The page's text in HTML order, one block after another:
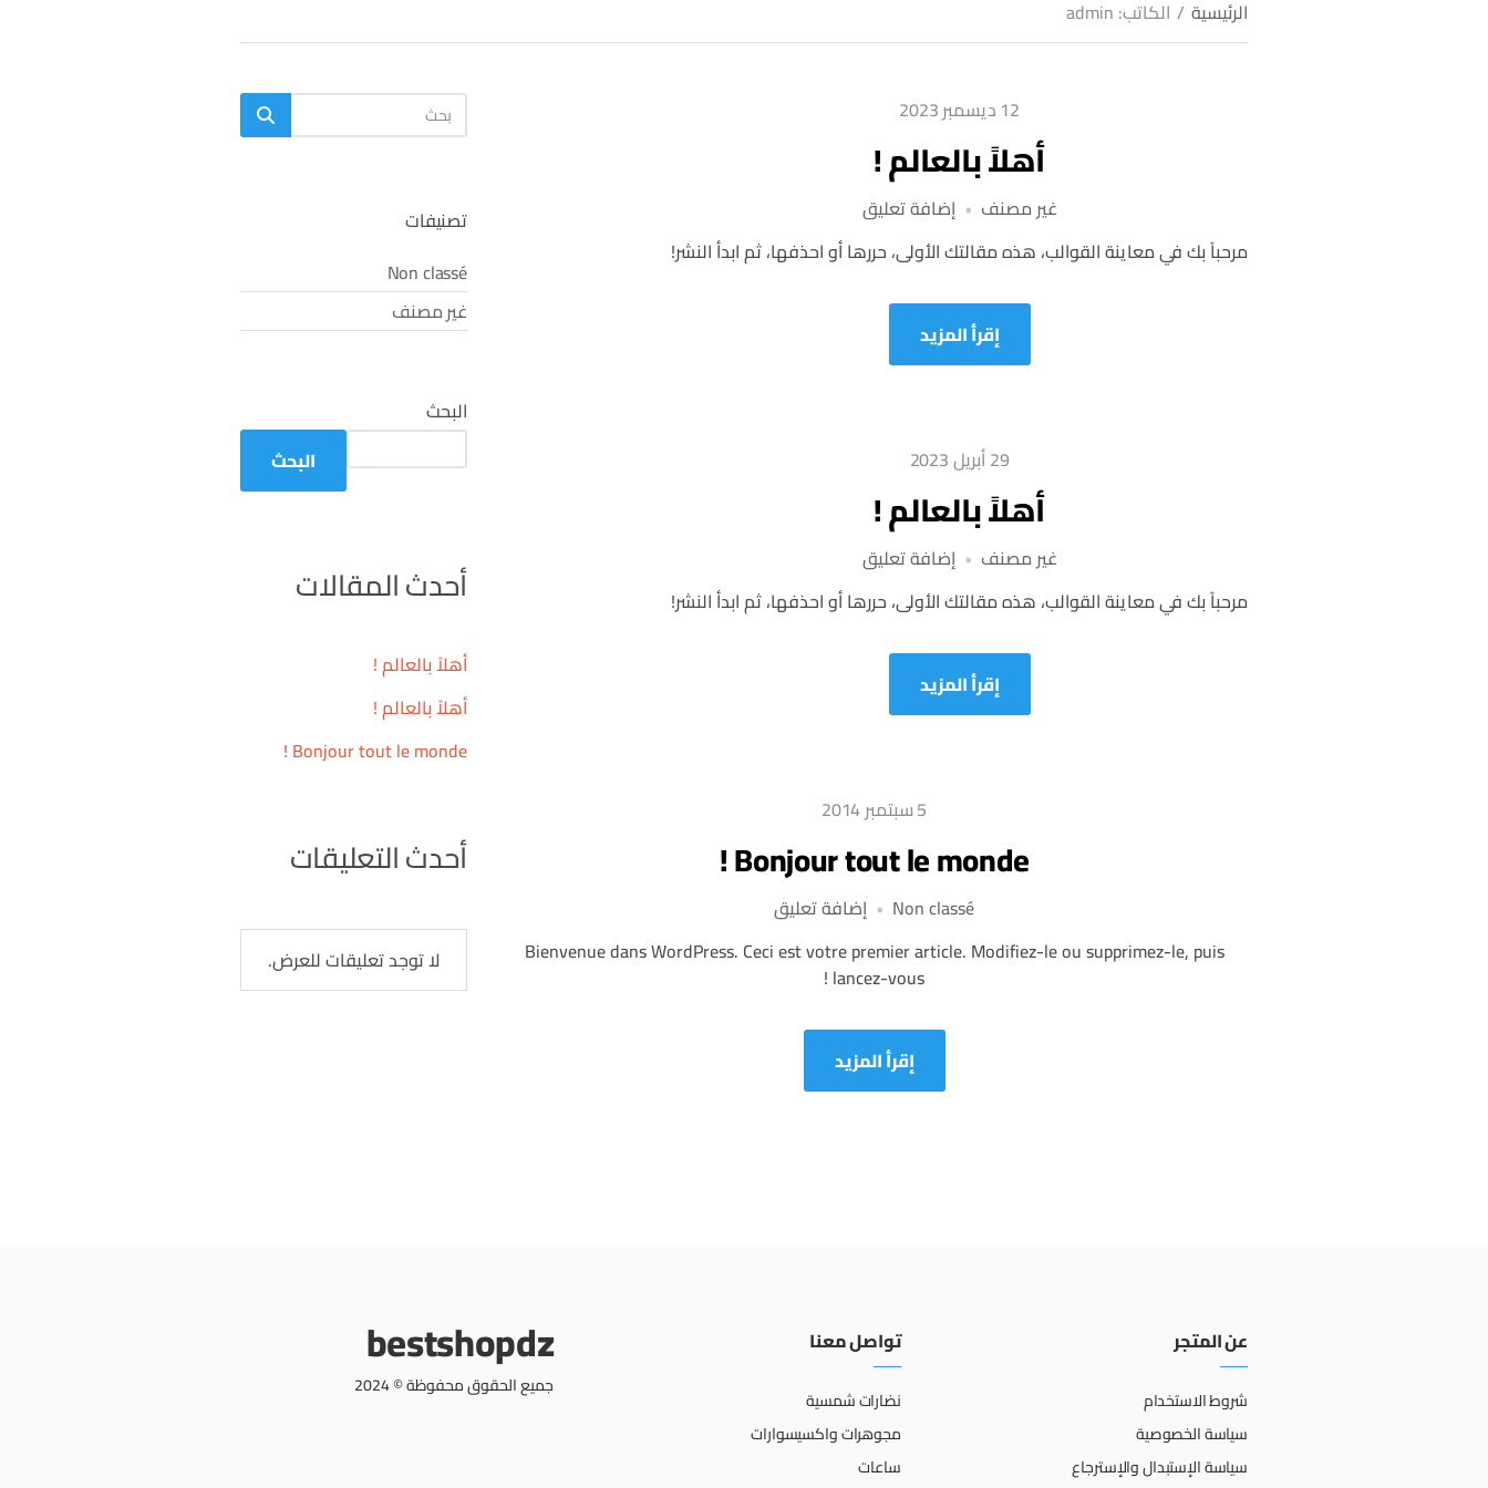
الرئيسية / الكاتب: admin
12 ديسمبر 2023
أهلاً بالعالم !
غير مصنف إضافة تعليقعلى
أهلاً
بالعالم
مرحباً بك في معاينة القوالب، هذه مقالتك الأولى، حررها أو احذفها، ثم ابدأ النشر!
إقرأ المزيد
29 أبريل 2023
أهلاً بالعالم !
غير مصنف إضافة تعليقعلى
أهلاً
بالعالم
مرحباً بك في معاينة القوالب، هذه مقالتك الأولى، حررها أو احذفها، ثم ابدأ النشر!
إقرأ المزيد
5 سبتمبر 2014
Bonjour tout le monde !
Non classé إضافة تعليقعلى
tout
Bienvenue dans WordPress. Ceci est votre premier article. Modifiez-le ou supprimez-le, puis
lancez-vous !
إقرأ المزيد
البحث
عن:
بحث
تصنيفات
Non classé
غير مصنف
البحث
البحث
أحدث المقالات
أهلاً بالعالم !
أهلاً بالعالم !
Bonjour tout le monde !
أحدث التعليقات
لا توجد تعليقات للعرض.
عن المتجر
شروط الاستخدام
سياسة الخصوصية
سياسة الإستبدال والإسترجاع
تواصل معنا
نضارات شمسية
مجوهرات واكسيسوارات
ساعات
bestshopdz
جميع الحقوق محفوظة © 2024